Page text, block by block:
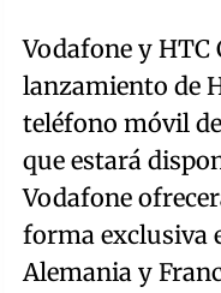
Vodafone y
lanzamiento de
teléfono móvil
que estará
Vodafone
forma exclusiva
Alemania y